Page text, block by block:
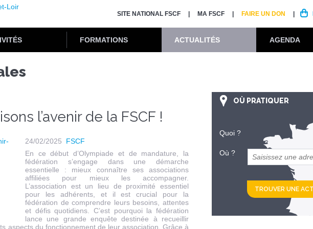
SITE NATIONAL FSCF MA FSCF FAIRE UN DON
FORMATIONS ACTUALITÉS AGENDA
l’avenir de la FSCF !
24/02/2025
FSCF
En ce début d’Olympiade et de mandature, la
fédération s’engage dans une démarche
essentielle : mieux connaître ses associations
affiliées pour mieux les accompagner.
L’association est un lieu de proximité essentiel
pour les adhérents, et il est crucial pour la
fédération de comprendre leurs besoins, attentes
et défis quotidiens. C’est pourquoi la fédération
lance une grande enquête destinée à recueillir
aspects du fonctionnement de leur association. Grâce à
OÙ PRATIQUER
Quoi ?
Où ?
et
km alentour